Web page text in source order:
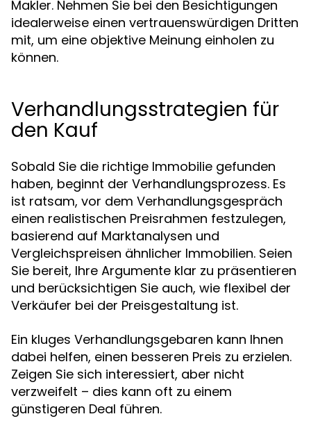
Makler. Nehmen Sie bei den Besichtigungen
idealerweise einen vertrauenswürdigen Dritten
mit, um eine objektive Meinung einholen zu
können.
Verhandlungsstrategien für
den Kauf
Sobald Sie die richtige Immobilie gefunden
haben, beginnt der Verhandlungsprozess. Es
ist ratsam, vor dem Verhandlungsgespräch
einen realistischen Preisrahmen festzulegen,
basierend auf Marktanalysen und
Vergleichspreisen ähnlicher Immobilien. Seien
Sie bereit, Ihre Argumente klar zu präsentieren
und berücksichtigen Sie auch, wie flexibel der
Verkäufer bei der Preisgestaltung ist.
Ein kluges Verhandlungsgebaren kann Ihnen
dabei helfen, einen besseren Preis zu erzielen.
Zeigen Sie sich interessiert, aber nicht
verzweifelt – dies kann oft zu einem
günstigeren Deal führen.